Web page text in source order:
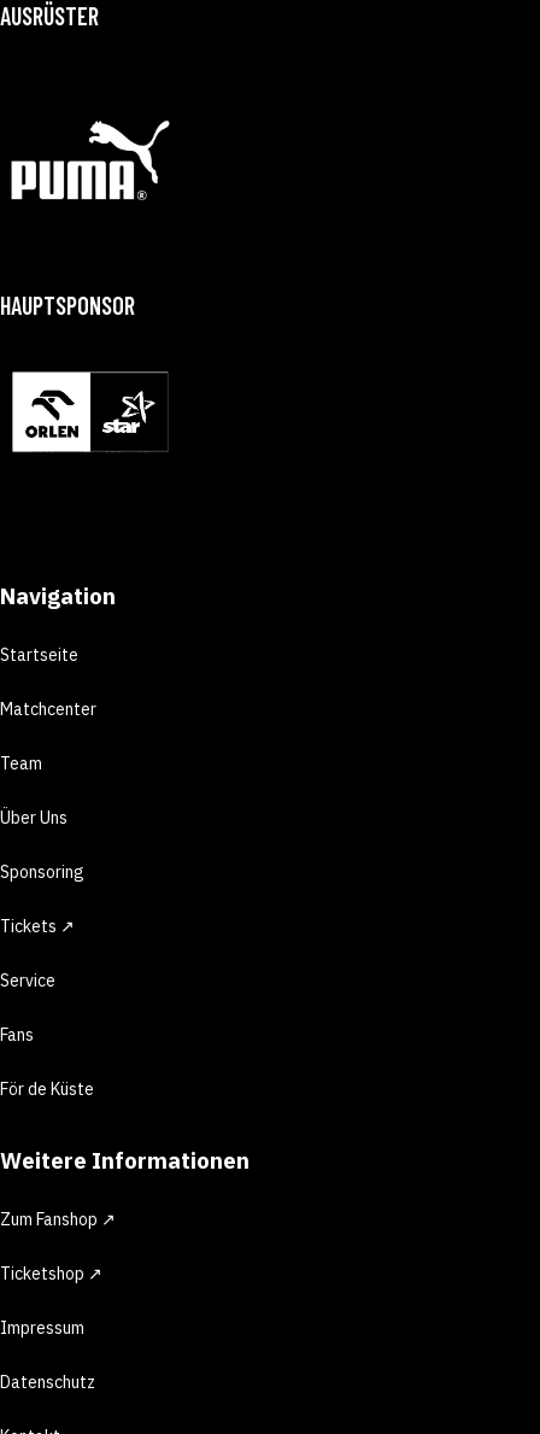
AUSRÜSTER
HAUPTSPONSOR
Navigation
Startseite
Matchcenter
Team
Über Uns
Sponsoring
Tickets ↗
Service
Fans
För de Küste
Weitere Informationen
Zum Fanshop ↗
Ticketshop ↗
Impressum
Datenschutz